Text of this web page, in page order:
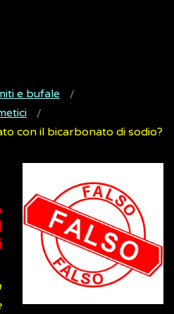
e bufale
con il bicarbonato di sodio?